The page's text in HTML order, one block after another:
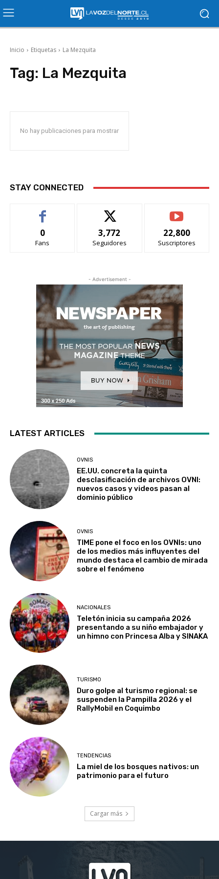
Inicio Etiquetas La Mezquita
Tag: La Mezquita
No hay publicaciones para mostrar
STAY CONNECTED
0
Fans
3,772
Seguidores
22,800
Suscriptores
- Advertisement -
LATEST ARTICLES
OVNIS
EE.UU. concreta la quinta
desclasificación de archivos OVNI:
nuevos casos y videos pasan al
dominio público
OVNIS
TIME pone el foco en los OVNIs: uno
de los medios más influyentes del
mundo destaca el cambio de mirada
sobre el fenómeno
NACIONALES
Teletón inicia su campaña 2026
presentando a su niño embajador y
un himno con Princesa Alba y SINAKA
TURISMO
Duro golpe al turismo regional: se
suspenden la Pampilla 2026 y el
RallyMobil en Coquimbo
TENDENCIAS
La miel de los bosques nativos: un
patrimonio para el futuro
Cargar más